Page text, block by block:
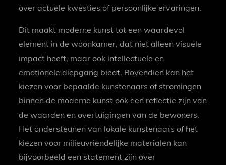
over actuele kwesties of persoonlijke ervaringen.
Dit maakt moderne kunst tot een waardevol
element in de woonkamer, dat niet alleen visuele
impact heeft, maar ook intellectuele en
emotionele diepgang biedt. Bovendien kan het
kiezen voor bepaalde kunstenaars of stromingen
binnen de moderne kunst ook een reflectie zijn van
de waarden en overtuigingen van de bewoners.
Het ondersteunen van lokale kunstenaars of het
kiezen voor milieuvriendelijke materialen kan
bijvoorbeeld een statement zijn over